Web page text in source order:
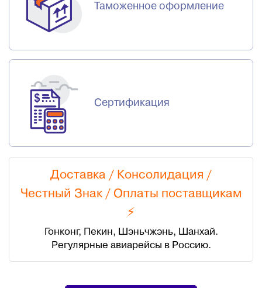
Таможенное оформление
Сертификация
Доставка / Консолидация /
Честный Знак / Оплаты поставщикам
⚡
Гонконг, Пекин, Шэньчжэнь, Шанхай.
Регулярные авиарейсы в Россию.